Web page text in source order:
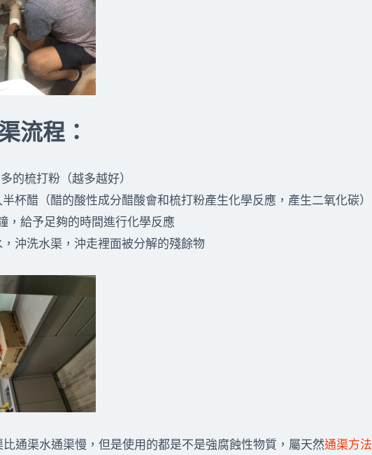
流程：
的梳打粉（越多越好）
杯醋（醋的酸性成分醋酸會和梳打粉產生化學反應，產生二氧化碳）
鐘，給予足夠的時間進行化學反應
沖洗水渠，沖走裡面被分解的殘餘物
通渠水通渠慢，但是使用的都是不是強腐蝕性物質，屬天然通渠方法